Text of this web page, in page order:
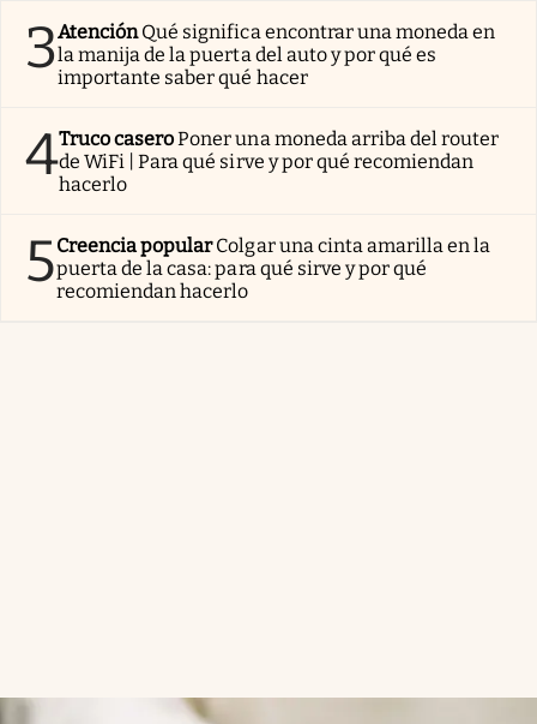
3AtenciónQué significa encontrar una moneda en
la manija de la puerta del auto y por qué es
importante saber qué hacer
4Truco caseroPoner una moneda arriba del router
de WiFi | Para qué sirve y por qué recomiendan
hacerlo
5Creencia popularColgar una cinta amarilla en la
puerta de la casa: para qué sirve y por qué
recomiendan hacerlo